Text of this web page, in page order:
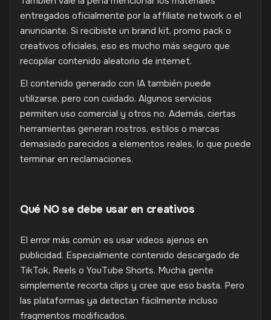
entregados oficialmente por la affiliate network o el
anunciante. Si recibiste un brand kit, promo pack o
creativos oficiales, eso es mucho más seguro que
recopilar contenido aleatorio de internet.
El contenido generado con IA también puede
utilizarse, pero con cuidado. Algunos servicios
permiten uso comercial y otros no. Además, ciertas
herramientas generan rostros, estilos o marcas
demasiado parecidos a elementos reales, lo que puede
terminar en reclamaciones.
Qué NO se debe usar en creativos
El error más común es usar videos ajenos en
publicidad. Especialmente contenido descargado de
TikTok, Reels o YouTube Shorts. Mucha gente
simplemente recorta clips y cree que eso basta. Pero
las plataformas ya detectan fácilmente incluso
fragmentos modificados.